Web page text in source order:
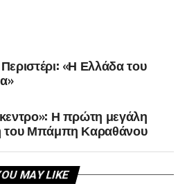
«Η Ελλάδα του
Η πρώτη μεγάλη
του Μπάμπη Καραθάνου
MAY LIKE